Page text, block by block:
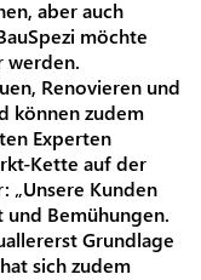
aber auch
möchte
werden.
Renovieren und
können zudem
Experten
Kette auf der
„Unsere Kunden
Bemühungen.
Grundlage
sich zudem